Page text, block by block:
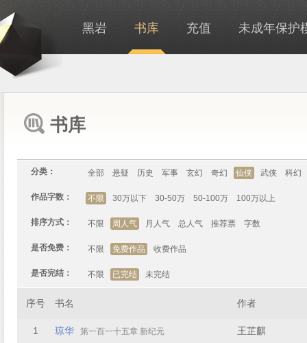
黑岩 书库 充值 未成年保护
书库
分类： 全部 悬疑 历史 军事 玄幻 奇幻 仙侠 武侠 科幻
作品字数： 不限 30万以下 30-50万 50-100万 100万以上
排序方式： 不限 周人气 月人气 总人气 推荐票 字数
是否免费： 不限 免费作品 收费作品
是否完结： 不限 已完结 未完结
序号 书名 作者
1 琼华 第一百一十五章 新纪元 王芷麒